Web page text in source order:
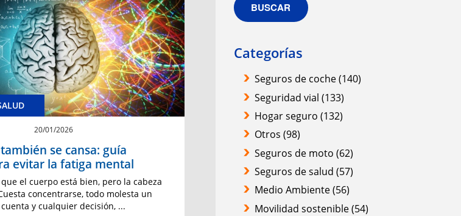
20/01/2026
se cansa: guía
evitar la fatiga mental
el cuerpo está bien, pero la cabeza
concentrarse, todo molesta un
y cualquier decisión, ...
BUSCAR
Categorías
Seguros de coche(140)
Seguridad vial (133)
Hogar seguro (132)
Otros (98)
Seguros de moto (62)
Seguros de salud (57)
Medio Ambiente(56)
Movilidad sostenible(54)